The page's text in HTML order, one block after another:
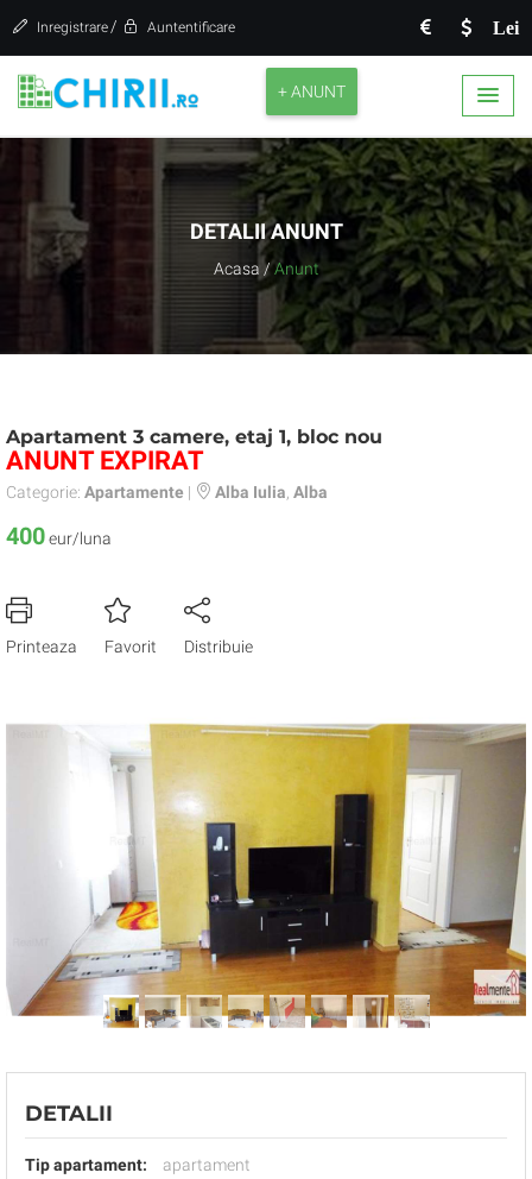
Lei
Inregistrare / Auntentificare
+ ANUNT
DETALII ANUNT
Acasa / Anunt
Apartament 3 camere, etaj 1, bloc nou
ANUNT EXPIRAT
Categorie: Apartamente | Alba Iulia Alba
400eur/luna
Printeaza Favorit Distribuie
DETALII
Tip apartament:
apartament